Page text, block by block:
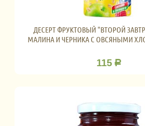
ДЕСЕРТ ФРУКТОВЫЙ "ВТОРОЙ
МАЛИНА И ЧЕРНИКА С ОВСЯНЫМИ
115 Р